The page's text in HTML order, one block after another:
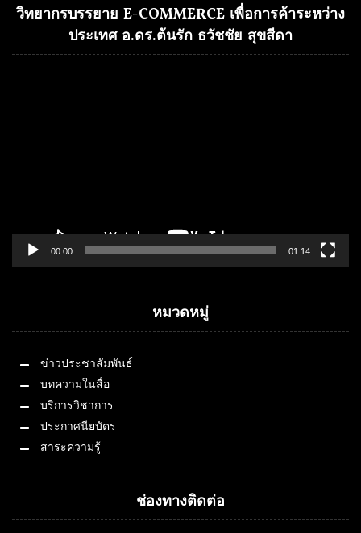
วิทยากรบรรยาย E-COMMERCE เพื่อการค้าระหว่าง
ประเทศ อ.ดร.ต้นรัก ธวัชชัย สุขสีดา
00:00 01:14
หมวดหมู่
ข่าวประชาสัมพันธ์
บทความในสื่อ
บริการวิชาการ
ประกาศนียบัตร
สาระความรู้
ช่องทางติดต่อ